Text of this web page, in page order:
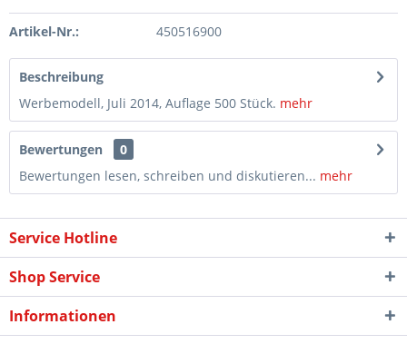
Artikel-Nr.: 450516900
Beschreibung
Werbemodell, Juli 2014, Auflage 500 Stück. mehr
Bewertungen
0
Bewertungen lesen, schreiben und diskutieren... mehr
Service Hotline
Shop Service
Informationen